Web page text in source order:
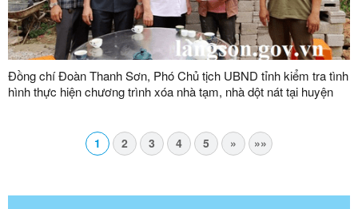
Đồng chí Đoàn Thanh Sơn, Phó Chủ tịch UBND tỉnh kiểm tra tình
hình thực hiện chương trình xóa nhà tạm, nhà dột nát tại huyện
1 2 3 4 5 » »»